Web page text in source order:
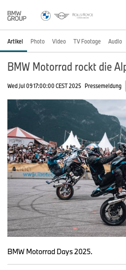
Artikel Photo Video TV Footage Audio
BMW Motorrad rockt die
Wed Jul 09 17:00:00 CEST 2025 Pressemeldung
BMW Motorrad Days 2025.